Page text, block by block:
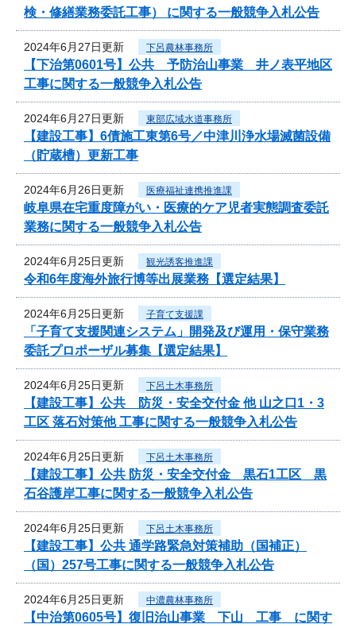
検・修繕業務委託工事） に関する一般競争入札公告
2024年6月27日更新 下呂農林事務所
【下治第0601号】公共 予防治山事業 井ノ表平地区
工事に関する一般競争入札公告
2024年6月27日更新 東部広域水道事務所
【建設工事】6債施工東第6号／中津川浄水場滅菌設備
（貯蔵槽）更新工事
2024年6月26日更新 医療福祉連携推進課
岐阜県在宅重度障がい・医療的ケア児者実態調査委託
業務に関する一般競争入札公告
2024年6月25日更新 観光誘客推進課
令和6年度海外旅行博等出展業務【選定結果】
2024年6月25日更新 子育て支援課
「子育て支援関連システム」開発及び運用・保守業務
委託プロポーザル募集【選定結果】
2024年6月25日更新 下呂土木事務所
【建設工事】公共 防災・安全交付金 他 山之口1・3
工区 落石対策他 工事に関する一般競争入札公告
2024年6月25日更新 下呂土木事務所
【建設工事】公共 防災・安全交付金 黒石1工区 黒
石谷護岸工事に関する一般競争入札公告
2024年6月25日更新 下呂土木事務所
【建設工事】公共 通学路緊急対策補助（国補正）
（国）257号工事に関する一般競争入札公告
2024年6月25日更新 中濃農林事務所
【中治第0605号】復旧治山事業 下山 工事 に関す